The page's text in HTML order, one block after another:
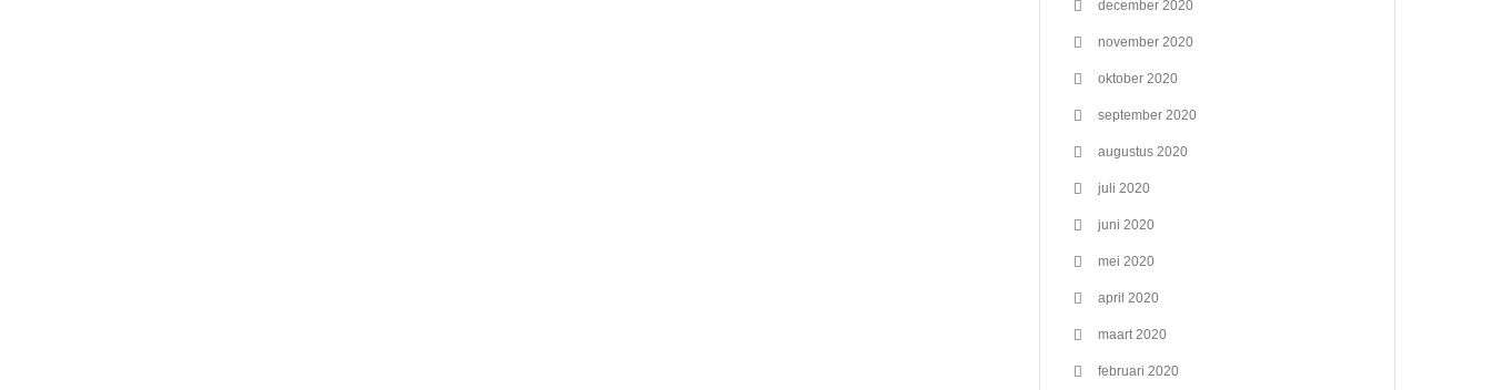
december 2020
november 2020
oktober 2020
september 2020
augustus 2020
juli 2020
juni 2020
mei 2020
april 2020
maart 2020
februari 2020